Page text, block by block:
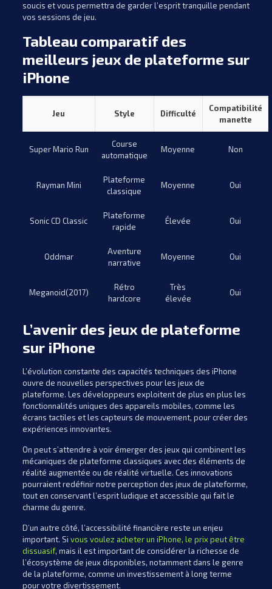
soucis et vous permettra de garder l’esprit tranquille pendant
vos sessions de jeu.
Tableau comparatif des
meilleurs jeux de plateforme sur
iPhone
Jeu Style Difficulté
Compatibilité
manette
Super Mario Run
Course
automatique
Moyenne Non
Rayman Mini
Plateforme
classique
Moyenne Oui
Sonic CD Classic
Plateforme
rapide
Élevée Oui
Oddmar
Aventure
narrative
Moyenne Oui
Meganoid(2017)
Rétro
hardcore
Très
élevée
Oui
L’avenir des jeux de plateforme
sur iPhone
L’évolution constante des capacités techniques des iPhone
ouvre de nouvelles perspectives pour les jeux de
plateforme. Les développeurs exploitent de plus en plus les
fonctionnalités uniques des appareils mobiles, comme les
écrans tactiles et les capteurs de mouvement, pour créer des
expériences innovantes.
On peut s’attendre à voir émerger des jeux qui combinent les
mécaniques de plateforme classiques avec des éléments de
réalité augmentée ou de réalité virtuelle. Ces innovations
pourraient redéfinir notre perception des jeux de plateforme,
tout en conservant l’esprit ludique et accessible qui fait le
charme du genre.
D’un autre côté, l’accessibilité financière reste un enjeu
important. Si vous voulez acheter un iPhone, le prix peut être
dissuasif, mais il est important de considérer la richesse de
l’écosystème de jeux disponibles, notamment dans le genre
de la plateforme, comme un investissement à long terme
pour votre divertissement.